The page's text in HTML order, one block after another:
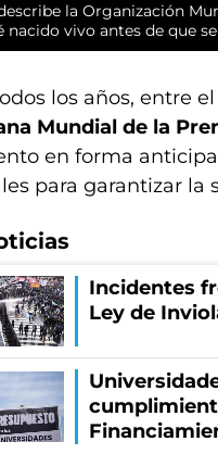
la Organización
nacido vivo antes de que
los años, entre
Mundial de la
en forma
para garantizar la
Incidentes
Ley de